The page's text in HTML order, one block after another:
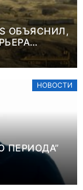
ОБЪЯСНИЛ,
НОВОСТИ
ПЕРИОДА”